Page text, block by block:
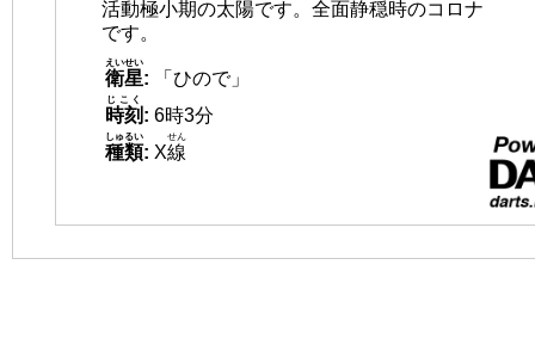
活動極小期の太陽です。全面静穏時のコロナ
です。
衛星
えいせい
:
「ひので」
時刻
じこく
: 6時3分
種類
しゅるい
: X線
せん